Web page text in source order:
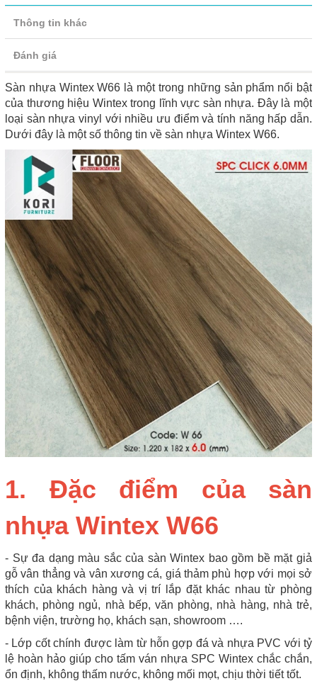
Thông tin khác
Đánh giá
Sàn nhựa Wintex W66 là một trong những sản phẩm nổi bật
của thương hiệu Wintex trong lĩnh vực sàn nhựa. Đây là một
loại sàn nhựa vinyl với nhiều ưu điểm và tính năng hấp dẫn.
Dưới đây là một số thông tin về sàn nhựa Wintex W66.
1. Đặc điểm của sàn
nhựa Wintex W66
- Sự đa dạng màu sắc của sàn Wintex bao gồm bề mặt giả
gỗ vân thẳng và vân xương cá, giá thảm phù hợp với mọi sở
thích của khách hàng và vị trí lắp đặt khác nhau từ phòng
khách, phòng ngủ, nhà bếp, văn phòng, nhà hàng, nhà trẻ,
bệnh viện, trường họ, khách sạn, showroom ….
- Lớp cốt chính được làm từ hỗn gợp đá và nhựa PVC với tỷ
lệ hoàn hảo giúp cho tấm ván nhựa SPC Wintex chắc chắn,
ổn định, không thấm nước, không mối mọt, chịu thời tiết tốt.